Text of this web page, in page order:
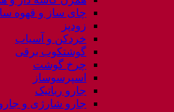
چای ساز و قهوه
زودپز
خردکن و آسیاب
گوشتکوب برقی
چرخ گوشت
اسپرسوساز
جارو رباتیک
جارو شارژی و جارو